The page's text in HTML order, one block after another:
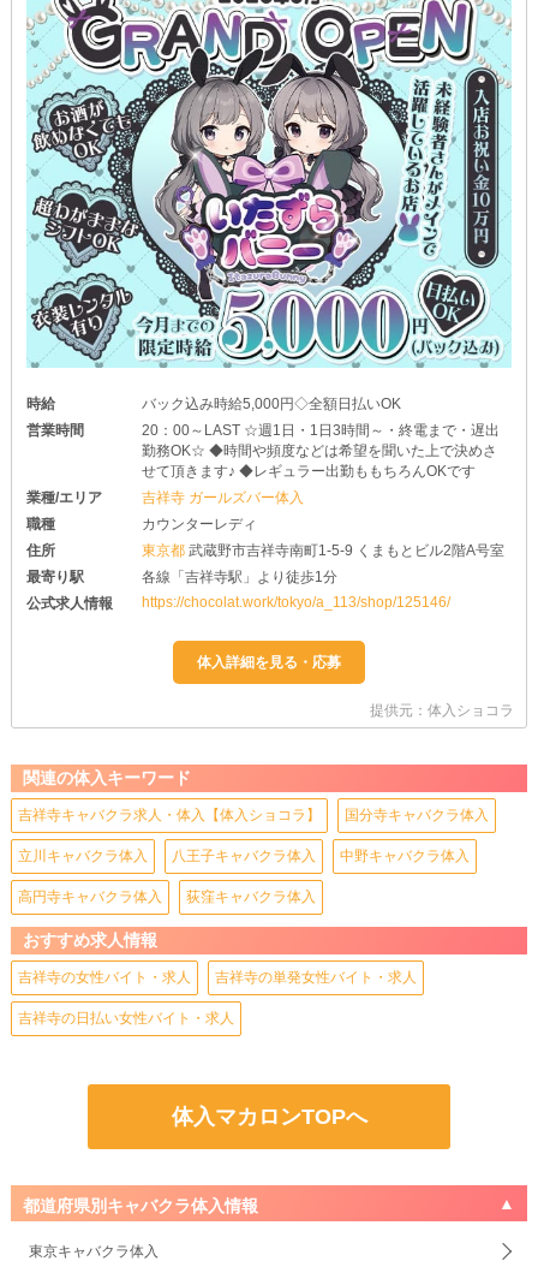
時給
バック込み時給5,000円◇全額日払いOK
営業時間
20：00～LAST ☆週1日・1日3時間～・終電まで・遅出
勤務OK☆ ◆時間や頻度などは希望を聞いた上で決めさ
せて頂きます♪ ◆レギュラー出勤ももちろんOKです
業種/エリア
吉祥寺 ガールズバー体入
職種
カウンターレディ
住所
東京都武蔵野市吉祥寺南町1-5-9 くまもとビル2階A号室
最寄り駅
各線「吉祥寺駅」より徒歩1分
公式求人情報
https://chocolat.work/tokyo/a_113/shop/125146/
提供元：体入ショコラ
関連の体入キーワード
吉祥寺キャバクラ求人・体入【体入ショコラ】 国分寺キャバクラ体入
立川キャバクラ体入 八王子キャバクラ体入 中野キャバクラ体入
高円寺キャバクラ体入 荻窪キャバクラ体入
おすすめ求人情報
吉祥寺の女性バイト・求人 吉祥寺の単発女性バイト・求人
吉祥寺の日払い女性バイト・求人
体入マカロンTOPへ
都道府県別キャバクラ体入情報
東京キャバクラ体入